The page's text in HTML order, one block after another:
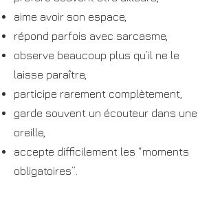
aime avoir son espace,
répond parfois avec sarcasme,
observe beaucoup plus qu’il ne le
laisse paraître,
participe rarement complètement,
garde souvent un écouteur dans une
oreille,
accepte difficilement les “moments
obligatoires”.